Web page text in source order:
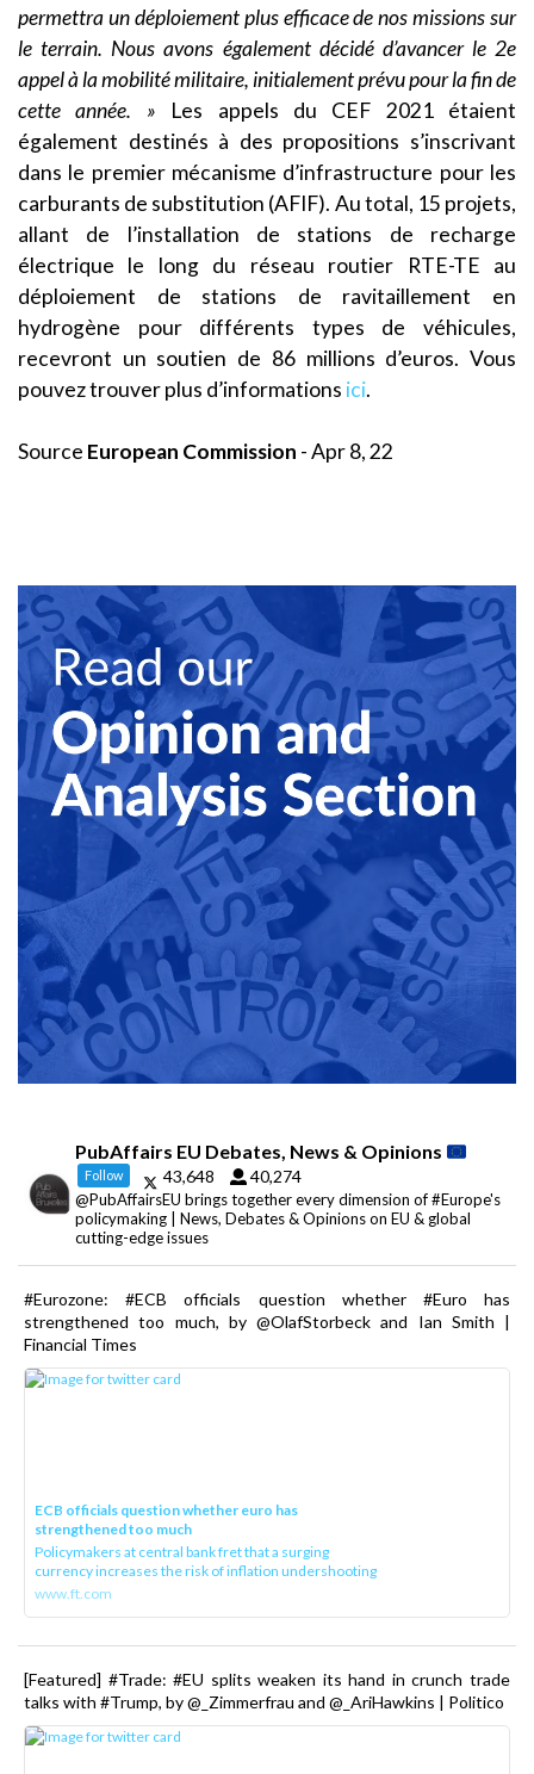
permettra un déploiement plus efficace de nos missions sur
le terrain. Nous avons également décidé d’avancer le 2e
appel à la mobilité militaire, initialement prévu pour la fin de
cette année. » Les appels du CEF 2021 étaient
également destinés à des propositions s’inscrivant
dans le premier mécanisme d’infrastructure pour les
carburants de substitution (AFIF). Au total, 15 projets,
allant de l’installation de stations de recharge
électrique le long du réseau routier RTE-TE au
déploiement de stations de ravitaillement en
hydrogène pour différents types de véhicules,
recevront un soutien de 86 millions d’euros. Vous
pouvez trouver plus d’informations ici.
Source European Commission - Apr 8, 22
PubAffairs EU Debates, News & Opinions
Follow 43,648 40,274
@PubAffairsEU brings together every dimension of #Europe's
policymaking | News, Debates & Opinions on EU & global
cutting-edge issues
#Eurozone: #ECB officials question whether #Euro has
strengthened too much, by @OlafStorbeck and Ian Smith |
Financial Times
ECB officials question whether euro has
strengthened too much
Policymakers at central bank fret that a surging
currency increases the risk of inflation undershooting
www.ft.com
[Featured] #Trade: #EU splits weaken its hand in crunch trade
talks with #Trump, by @_Zimmerfrau and @_AriHawkins | Politico